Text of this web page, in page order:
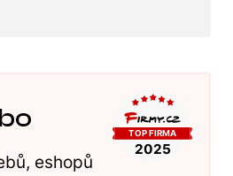
eshopů